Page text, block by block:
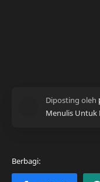
Menulis Untuk